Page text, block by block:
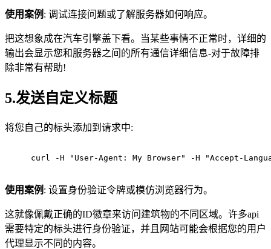
使用案例 : 调试连接问题或了解服务器如何响应。
把这想象成在汽车引擎盖下看。当某些事情不正常时，详细的
输出会显示您和服务器之间的所有通信详细信息-对于故障排
除非常有帮助!
5.发送自定义标题
将您自己的标头添加到请求中:
curl -H "User-Agent: My Browser" -H "Accept-
使用案例 : 设置身份验证令牌或模仿浏览器行为。
这就像佩戴正确的ID徽章来访问建筑物的不同区域。许多api
需要特定的标头进行身份验证，并且网站可能会根据您的用户
代理显示不同的内容。